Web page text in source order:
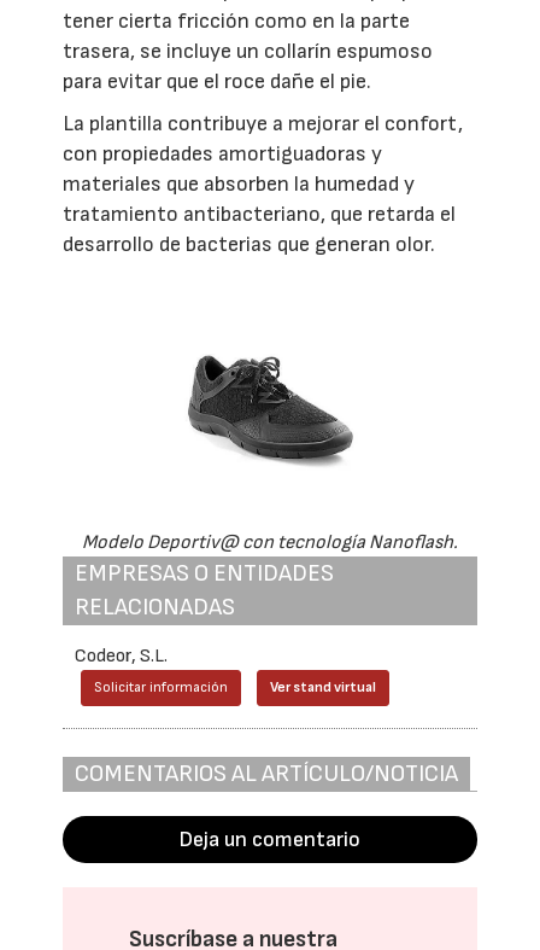
tener cierta fricción como en la parte
trasera, se incluye un collarín espumoso
para evitar que el roce dañe el pie.
La plantilla contribuye a mejorar el confort,
con propiedades amortiguadoras y
materiales que absorben la humedad y
tratamiento antibacteriano, que retarda el
desarrollo de bacterias que generan olor.
Modelo Deportiv@ con tecnología Nanoflash.
EMPRESAS O ENTIDADES
RELACIONADAS
Codeor, S.L.
Solicitar información Ver stand virtual
COMENTARIOS AL ARTÍCULO/NOTICIA
Deja un comentario
Suscríbase a nuestra